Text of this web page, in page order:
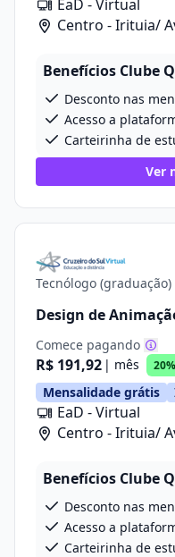
EaD - Virtual
Centro - Irituia/
Benefícios Clube
Desconto nas
Acesso a
Carteirinha de
Ver
Tecnólogo (graduação)
Design de
Comece pagando
R$ 191,92 | mês
Mensalidade grátis
EaD - Virtual
Centro - Irituia/
Benefícios Clube
Desconto nas
Acesso a
Carteirinha de